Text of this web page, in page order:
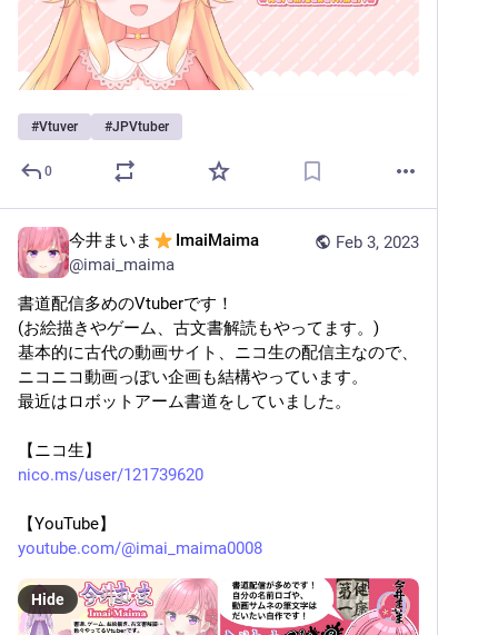
#Vtuver #JPVtuber
0
Feb 3, 2023
今井まいま
️ImaiMaima
@imai_maima
書道配信多めのVtuberです！
(お絵描きやゲーム、古文書解読もやってます。)
基本的に古代の動画サイト、ニコ生の配信主なので、
ニコニコ動画っぽい企画も結構やっています。
最近はロボットアーム書道をしていました。
【ニコ生】
nico.ms/user/121739620
【YouTube】
youtube.com/@imai_maima0008
Hide